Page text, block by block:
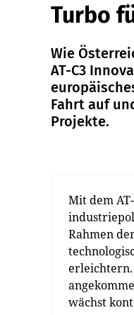
Turbo
Wie
AT-C3
Fahrt auf
Projekte.
Mit dem
Rahmen
erleichtern.
wächst